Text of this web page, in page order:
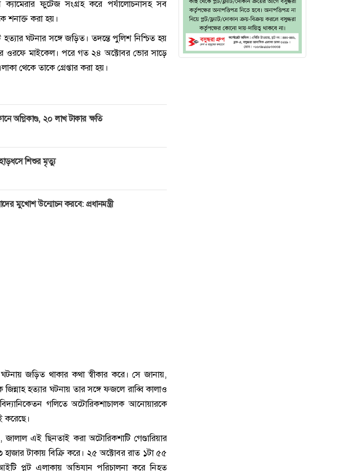
ক্যামেরার ফুটেজ সংগ্রহ করে পর্যালোচনাসহ সব
শনাক্ত করা হয়।
ঘটনার সঙ্গে জড়িত। তদন্তে পুলিশ নিশ্চিত হয়
ওরফে মাইকেল। পরে গত ২৪ অক্টোবর ভোর সাড়ে
থেকে তাকে গ্রেপ্তার করা হয়।
অগ্নিকাণ্ড, ২০ লাখ টাকার ক্ষতি
শিশুর মৃত্যু
মুখোশ উন্মোচন করবে: প্রধানমন্ত্রী
ঘটনায় জড়িত থাকার কথা স্বীকার করে। সে জানায়,
হত্যার ঘটনায় তার সঙ্গে ফজলে রাব্বি কালাও
গলিতে অটোরিকশাচালক আনোয়ারকে
করেছে।
জালাল এই ছিনতাই করা অটোরিকশাটি গেণ্ডারিয়ার
টাকায় বিক্রি করে। ২৫ অক্টোবর রাত ১টা ৫৫
প্লট এলাকায় অভিযান পরিচালনা করে নিহত